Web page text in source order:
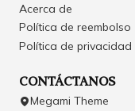
Acerca de
Política de reembolso
Política de privacidad
CONTÁCTANOS
Megami Theme